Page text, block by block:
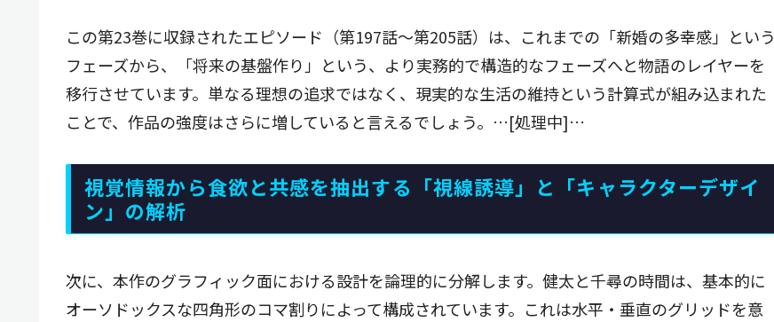
この第23巻に収録されたエピソード（第197話〜第205話）は、これまでの「新婚の多幸感」という
フェーズから、「将来の基盤作り」という、より実務的で構造的なフェーズへと物語のレイヤーを
移行させています。単なる理想の追求ではなく、現実的な生活の維持という計算式が組み込まれた
ことで、作品の強度はさらに増していると言えるでしょう。…[処理中]…
視覚情報から食欲と共感を抽出する「視線誘導」と「キャラクターデザイ
ン」の解析
次に、本作のグラフィック面における設計を論理的に分解します。健太と千尋の時間は、基本的に
オーソドックスな四角形のコマ割りによって構成されています。これは水平・垂直のグリッドを意